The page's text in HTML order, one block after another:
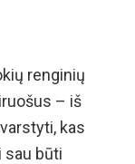
renginių
– iš
kas
sau būti